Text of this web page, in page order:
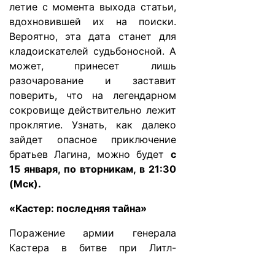
летие с момента выхода статьи,
вдохновившей их на поиски.
Вероятно, эта дата станет для
кладоискателей судьбоносной. А
может, принесет лишь
разочарование и заставит
поверить, что на легендарном
сокровище действительно лежит
проклятие. Узнать, как далеко
зайдет опасное приключение
братьев Лагина, можно будет с
15 января, по вторникам, в 21:30
(Мск).
«Кастер: последняя тайна»
Поражение армии генерала
Кастера в битве при Литл-